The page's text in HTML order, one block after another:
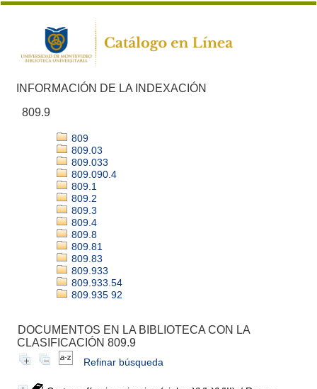
INFORMACIÓN DE LA INDEXACIÓN
809.9
809
809.03
809.033
809.090.4
809.1
809.2
809.3
809.4
809.8
809.81
809.83
809.933
809.933.54
809.935 92
DOCUMENTOS EN LA BIBLIOTECA CON LA
CLASIFICACIÓN 809.9
Refinar búsqueda